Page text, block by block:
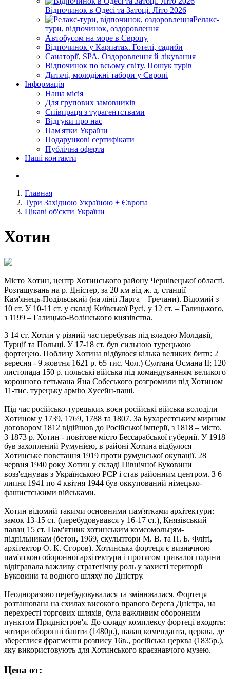
Відпочинок в Одесі та Затоці. Літо 2026
Релакс-
тури, відпочинок, оздоровлення
Автобусом на море в Європу
Відпочинок у Карпатах. Готелі, садиби
Санаторії, SPA. Оздоровлення й лікування
Відпочинок по всьому світу. Пошук турів
Дитячі, молодіжні табори у Європі
Інформація
Наша місія
Для групових замовників
Співпраця з турагентствами
Відгуки про нас
Пам'ятки України
Подарункові сертифікати
Публічна оферта
Наші контакти
Главная
Тури Західною Україною + Європа
Цікаві об'єкти України
Хотин
Місто Хотин, центр Хотинського району Чернівецької області.
Розташувань на р. Дністер, за 20 км від ж. д. станції
Кам'янець-Подільський (на лінії Ларга – Гречани). Відомий з
10 ст. У 10-11 ст. у складі Київської Русі, у 12 ст. – Галицького,
з 1199 – Галицько-Волінського князівства.
З 14 ст. Хотин у різний час перебував під владою Молдавії,
Турції та Польщі. У 17-18 ст. був сильною турецькою
фортецею. Поблизу Хотина відбулося кілька великих битв: 2
вересня - 9 жовтня 1621 р. 65 тис. Чол.) Султана Османа II; 120
листопада 150 р. польські війська під командуванням великого
коронного гетьмана Яна Собеського розгромили під Хотином
11-тис. турецьку армію Хусейн-паші.
Під час російсько-турецьких воєн російські війська володіли
Хотином у 1739, 1769, 1788 та 1807. За Бухарестським мирним
договором 1812 відійшов до Російської імперії, з 1818 – місто.
З 1873 р. Хотин - повітове місто Бессарабської губернії. У 1918
був захоплений Румунією, в районі Хотина відбулося
Хотинське повстання 1919 проти румунської окупації. 28
червня 1940 року Хотин у складі Північної Буковини
возз'єднував з Українською РСР і став районним центром. З 6
липня 1941 по 4 квітня 1944 був оккупований німецько-
фашистськими військами.
Хотин відомий такими основними пам'ятками архітектури:
замок 13-15 ст. (перебудовувався у 16-17 ст.), Князівський
палац 15 ст. Пам'ятник хотинським комсомольцям-
підпільникам (бетон, 1969, скульптори М. В. та П. Б. Фліті,
архітектор О. К. Єгоров). Хотинська фортеця є визначною
пам'яткою оборонної архітектури і протягом тривалої години
відігравала важливу стратегічну роль у захисті території
Буковини та водного шляху по Дністру.
Неодноразово перебудовувалася та змінювалася. Фортеця
розташована на схилах високого правого берега Дністра, на
перехресті торгових шляхів, була важливим оборонним
пунктом Придністров'я. До складу комплексу фортеці входять:
чотири оборонні башти (1480р.), палац коменданта, церква, де
збереглися фрагменти розпису 16в., російська церква (1835р.),
яку використовують для Хотинського краєзнавчого музею.
Цена от: